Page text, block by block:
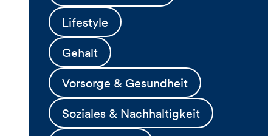
Lifestyle
Gehalt
Vorsorge & Gesundheit
Soziales & Nachhaltigkeit